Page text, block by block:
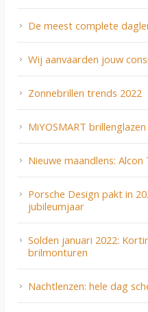
De meest complete
Wij aanvaarden jouw
Zonnebrillen trends 2022
MiYOSMART
Nieuwe maandlens:
Porsche Design pakt in
jubileumjaar
Solden januari 2022:
brilmonturen
Nachtlenzen: hele dag